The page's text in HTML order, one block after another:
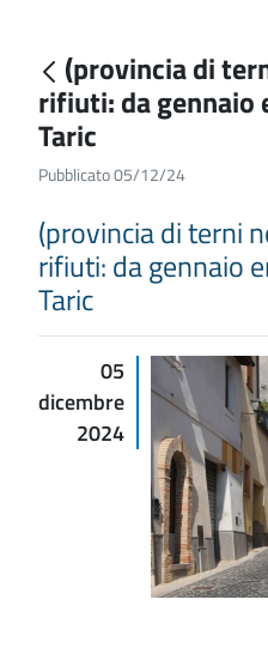
(provincia di
rifiuti: da gennaio
Taric
Pubblicato 05/12/24
(provincia di terni
rifiuti: da gennaio
Taric
05
dicembre
2024